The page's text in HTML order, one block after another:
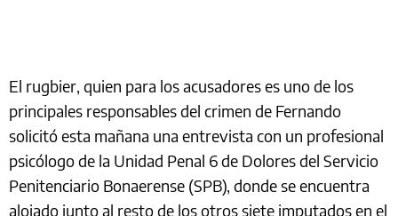
El rugbier, quien para los acusadores es uno de los
principales responsables del crimen de Fernando
solicitó esta mañana una entrevista con un profesional
psicólogo de la Unidad Penal 6 de Dolores del Servicio
Penitenciario Bonaerense (SPB), donde se encuentra
alojado junto al resto de los otros siete imputados en el